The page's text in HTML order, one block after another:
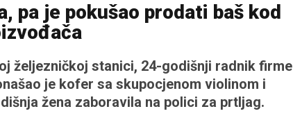
pa je pokušao prodati baš kod
željezničkoj stanici, 24-godišnji radnik firme
je kofer sa skupocjenom violinom i
žena zaboravila na polici za prtljag.